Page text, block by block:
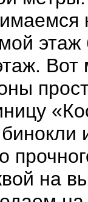
бинокли
на